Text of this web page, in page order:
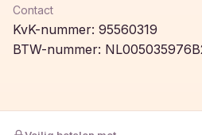
Contact
KvK-nummer: 95560319
BTW-nummer: